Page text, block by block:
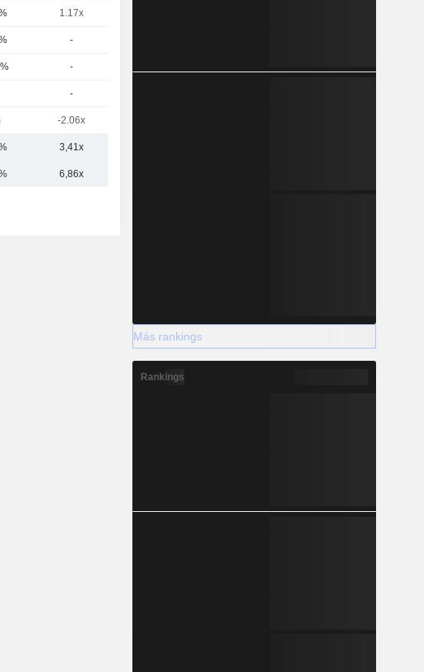
1.17x
-
-
-
-2.06x
3,41x
6,86x
Más rankings
Rankings